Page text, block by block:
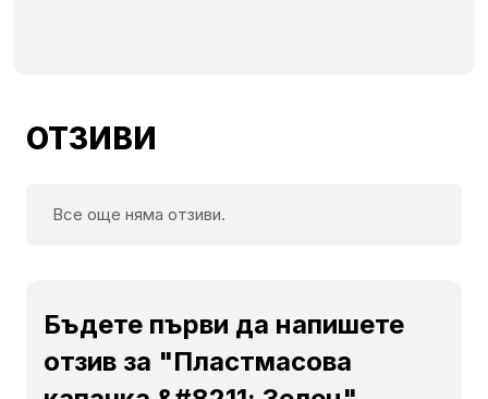
ОТЗИВИ
Все още няма отзиви.
Бъдете първи да напишете
отзив за "Пластмасова